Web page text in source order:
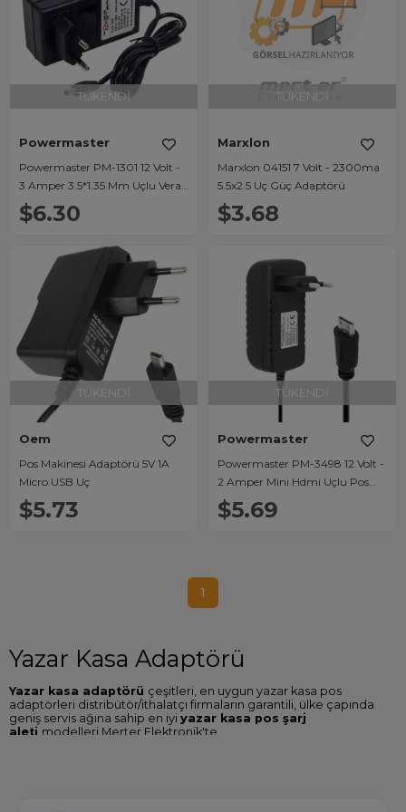
TÜKENDI
Powermaster
Powermaster PM-1301 12 Volt -
3 Amper 3.5*1.35 Mm Uçlu Vera
Yazar Kasa Pos Plastik Kasa
Adaptör
$6.30
TÜKENDI
Marxlon
Marxlon 04151 7 Volt - 2300ma
5.5x2.5 Uç Güç Adaptörü
$3.68
TÜKENDI
Oem
Pos Makinesi Adaptörü 5V 1A
Micro USB Uç
$5.73
TÜKENDI
Powermaster
Powermaster PM-3498 12 Volt -
2 Amper Mini Hdmi Uçlu Pos
Makinesi Adaptörü
$5.69
1
Yazar Kasa Adaptörü
Yazar kasa adaptörü çeşitleri, en uygun yazar kasa pos
adaptörleri distribütör/ithalatçı firmaların garantili, ülke çapında
geniş servis ağına sahip en iyi yazar kasa pos şarj
aleti modelleri Merter Elektronik'te.